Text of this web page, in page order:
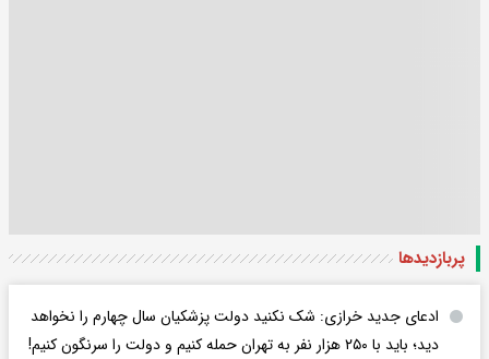
پربازدید‌ها
ادعای جدید خرازی: شک نکنید دولت پزشکیان سال چهارم را نخواهد
دید؛ باید با ۲۵۰ هزار نفر به تهران حمله کنیم و دولت را سرنگون کنیم!